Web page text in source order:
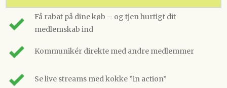
Få rabat på dine køb – og tjen hurtigt dit
medlemskab ind
Kommunikér direkte med andre medlemmer
Se live streams med kokke ”in action”